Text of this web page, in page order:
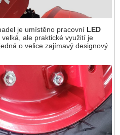
je umístěno pracovní LED
ale praktické využití je
o velice zajímavý designový